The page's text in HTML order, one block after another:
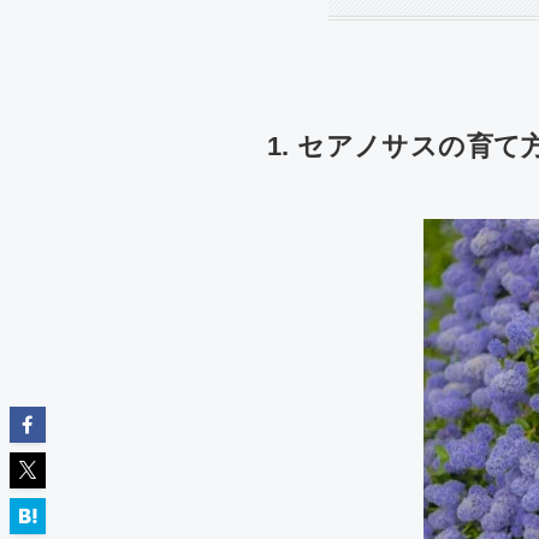
1. セアノサスの育て